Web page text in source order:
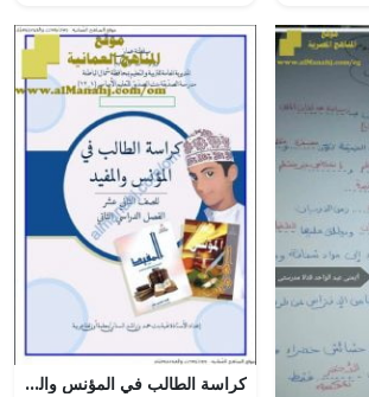
كراسة الطالب في المؤنس والمفيد (لغة عربية) الثاني عشر